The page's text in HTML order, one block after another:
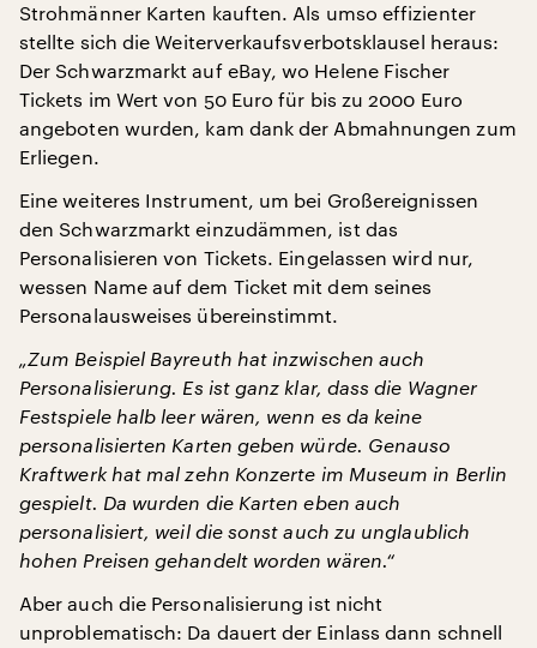
Strohmänner Karten kauften. Als umso effizienter
stellte sich die Weiterverkaufsverbotsklausel heraus:
Der Schwarzmarkt auf eBay, wo Helene Fischer
Tickets im Wert von 50 Euro für bis zu 2000 Euro
angeboten wurden, kam dank der Abmahnungen zum
Erliegen.
Eine weiteres Instrument, um bei Großereignissen
den Schwarzmarkt einzudämmen, ist das
Personalisieren von Tickets. Eingelassen wird nur,
wessen Name auf dem Ticket mit dem seines
Personalausweises übereinstimmt.
„Zum Beispiel Bayreuth hat inzwischen auch
Personalisierung. Es ist ganz klar, dass die Wagner
Festspiele halb leer wären, wenn es da keine
personalisierten Karten geben würde. Genauso
Kraftwerk hat mal zehn Konzerte im Museum in Berlin
gespielt. Da wurden die Karten eben auch
personalisiert, weil die sonst auch zu unglaublich
hohen Preisen gehandelt worden wären.“
Aber auch die Personalisierung ist nicht
unproblematisch: Da dauert der Einlass dann schnell